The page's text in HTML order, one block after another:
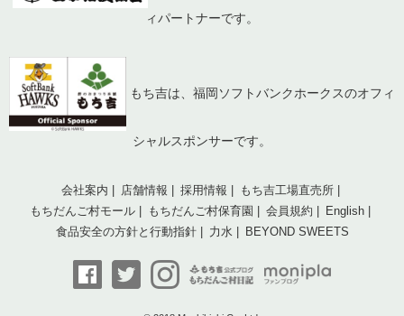
ィパートナーです。
もち吉は、福岡ソフトバンクホークスのオフィ
シャルスポンサーです。
会社案内 店舗情報 採用情報
もち吉工場直売所
もちだんご村モール
もちだんご村保育園 会員規約
English
食品安全の方針と行動指針
力水 BEYOND SWEETS